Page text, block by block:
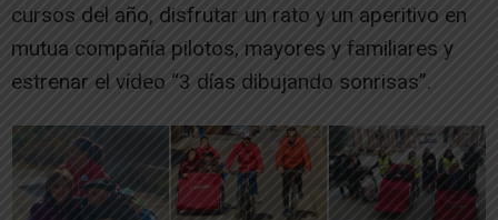
cursos del año, disfrutar un rato y un aperitivo en
mutua compañía pilotos, mayores y familiares y
estrenar el vídeo “3 días dibujando sonrisas”.